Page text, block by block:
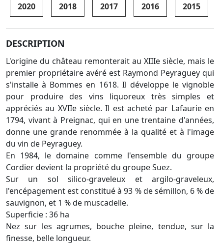
2020 2018 2017 2016 2015
DESCRIPTION
L'origine du château remonterait au XIIIe siècle, mais le
premier propriétaire avéré est Raymond Peyraguey qui
s'installe à Bommes en 1618. Il développe le vignoble
pour produire des vins liquoreux très simples et
appréciés au XVIIe siècle. Il est acheté par Lafaurie en
1794, vivant à Preignac, qui en une trentaine d'années,
donne une grande renommée à la qualité et à l'image
du vin de Peyraguey.
En 1984, le domaine comme l'ensemble du groupe
Cordier devient la propriété du groupe Suez.
Sur un sol silico-graveleux et argilo-graveleux,
l'encépagement est constitué à 93 % de sémillon, 6 % de
sauvignon, et 1 % de muscadelle.
Superficie : 36 ha
Nez sur les agrumes, bouche pleine, tendue, sur la
finesse, belle longueur.